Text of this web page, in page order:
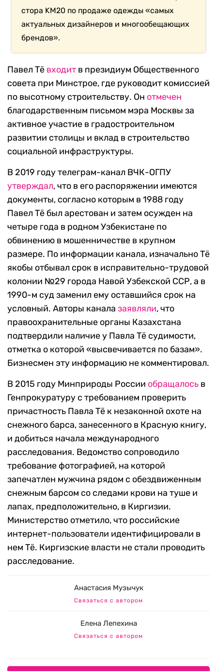
стора KM20 по продаже одежды «самых
актуальных дизайнеров и многообещающих
брендов».
Павел Тё входит в президиум Общественного
совета при Минстрое, где руководит комиссией
по высотному строительству. Он отмечен
благодарственным письмом мэра Москвы за
активное участие в градостроительном
развитии столицы и вклад в строительство
социальной инфраструктуры.
В 2019 году телеграм-канал ВЧК-ОГПУ
утверждал, что в его распоряжении имеются
документы, согласно которым в 1988 году
Павел Тё был арестован и затем осужден на
четыре года в родном Узбекистане по
обвинению в мошенничестве в крупном
размере. По информации канала, изначально Тё
якобы отбывал срок в исправительно-трудовой
колонии №29 города Навой Узбекской ССР, а в
1990-м суд заменил ему оставшийся срок на
условный. Авторы канала заявляли, что
правоохранительные органы Казахстана
подтвердили наличие у Павла Тё судимости,
отметка о которой «высвечивается по базам».
Бизнесмен эту информацию не комментировал.
В 2015 году Минприроды России обращалось в
Генпрокуратуру с требованием проверить
причастность Павла Тё к незаконной охоте на
снежного барса, занесенного в Красную книгу,
и добиться начала международного
расследования. Ведомство сопроводило
требование фотографией, на которой
запечатлен мужчина рядом с обездвиженным
снежным барсом со следами крови на туше и
лапах, предположительно, в Киргизии.
Министерство отметило, что российские
интернет-пользователи идентифицировали в
нем Тё. Киргизские власти не стали проводить
расследование.
Анастасия Музычук
Связаться с автором
Елена Лепехина
Связаться с автором